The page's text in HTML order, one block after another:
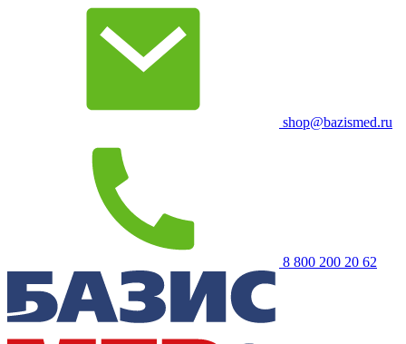
shop@bazismed.ru
8 800 200 20 62